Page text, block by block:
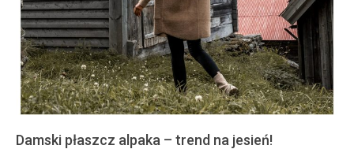
Damski płaszcz alpaka – trend na jesień!